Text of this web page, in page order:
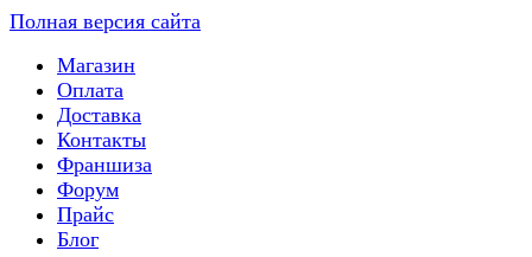
Полная версия сайта
Магазин
Оплата
Доставка
Контакты
Франшиза
Форум
Прайс
Блог